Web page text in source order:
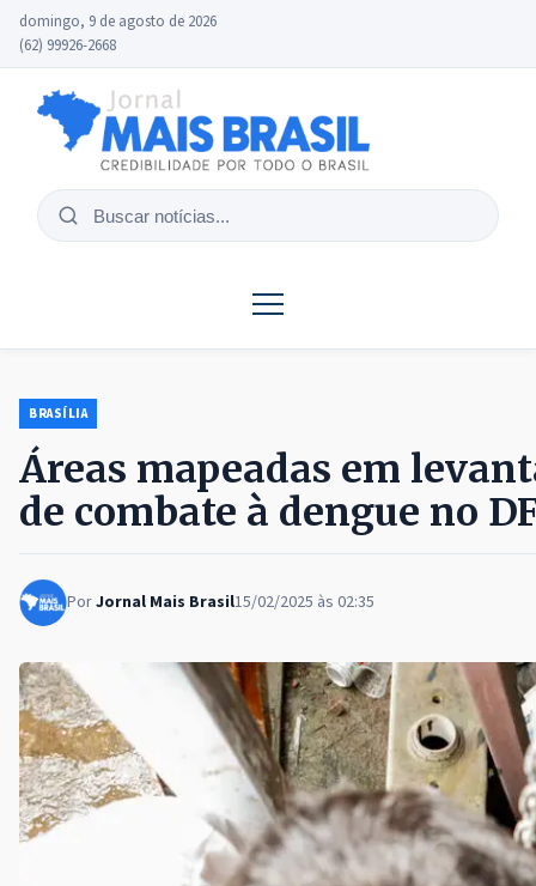
domingo, 9 de agosto de 2026
(62) 99926-2668
Buscar
BRASÍLIA
Áreas mapeadas em
de combate à dengue no
PorJornal Mais Brasil15/02/2025 às 02:35